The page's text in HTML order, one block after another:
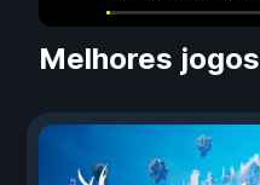
Melhores jogos